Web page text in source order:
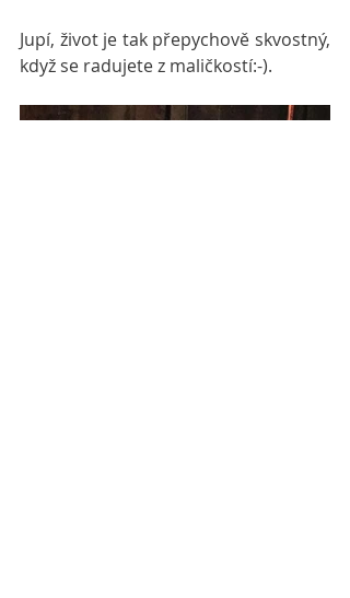
Jupí, život je tak přepychově skvostný,
když se radujete z maličkostí:-).